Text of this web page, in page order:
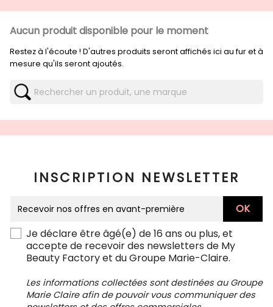
Aucun produit disponible pour le moment
Restez à l'écoute ! D'autres produits seront affichés ici au fur et à
mesure qu'ils seront ajoutés.
INSCRIPTION NEWSLETTER
Je déclare être âgé(e) de 16 ans ou plus, et
accepte de recevoir des newsletters de My
Beauty Factory et du Groupe Marie-Claire.
Les informations collectées sont destinées au Groupe
Marie Claire afin de pouvoir vous communiquer des